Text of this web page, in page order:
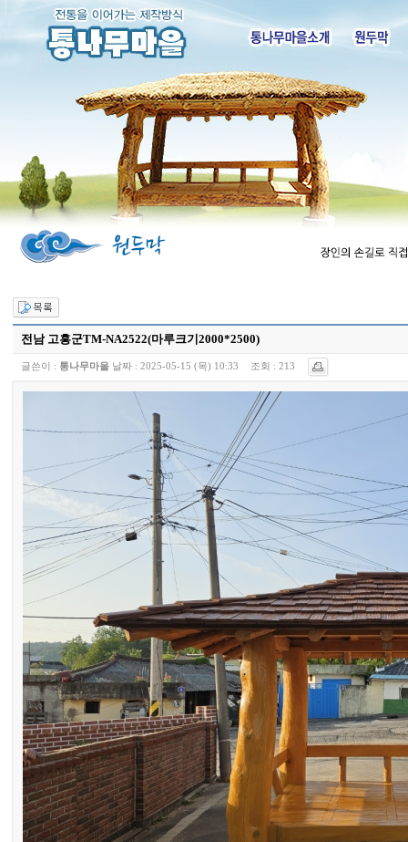
전남 고흥군TM-NA2522(마루크기2000*2500)
글쓴이 : 통나무마을 날짜 :2025-05-15 (목) 10:33 조회 :213